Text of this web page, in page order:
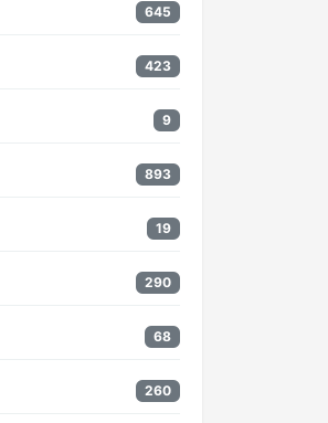
645
423
9
893
19
290
68
260